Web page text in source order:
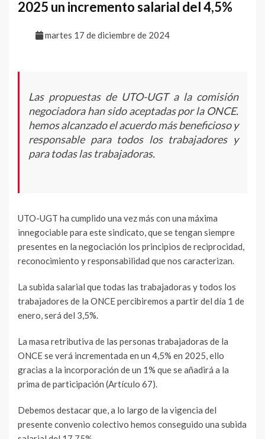
2025 un incremento salarial del 4,5%
martes 17 de diciembre de 2024
Las propuestas de UTO-UGT a la comisión
negociadora han sido aceptadas por la ONCE.
hemos alcanzado el acuerdo más beneficioso y
responsable para todos los trabajadores y
para todas las trabajadoras.
UTO-UGT ha cumplido una vez más con una máxima
innegociable para este sindicato, que se tengan siempre
presentes en la negociación los principios de reciprocidad,
reconocimiento y responsabilidad que nos caracterizan.
La subida salarial que todas las trabajadoras y todos los
trabajadores de la ONCE percibiremos a partir del día 1 de
enero, será del 3,5%.
La masa retributiva de las personas trabajadoras de la
ONCE se verá incrementada en un 4,5% en 2025, ello
gracias a la incorporación de un 1% que se añadirá a la
prima de participación (Artículo 67).
Debemos destacar que, a lo largo de la vigencia del
presente convenio colectivo hemos conseguido una subida